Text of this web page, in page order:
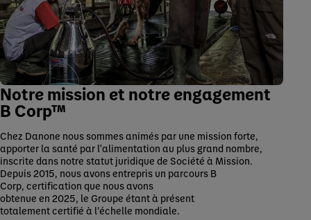
Notre mission et notre engagement
B Corp™
Chez Danone nous sommes animés par une mission forte,
apporter la santé par l'alimentation au plus grand nombre,
inscrite dans notre statut juridique de Société à Mission.
Depuis 2015, nous avons entrepris un parcours B
Corp, certification que nous avons
obtenue en 2025, le Groupe étant à présent
totalement certifié à l’échelle mondiale.